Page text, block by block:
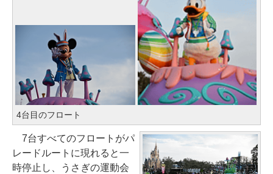
4台目のフロート
7台すべてのフロートがパ
レードルートに現れると一
時停止し、うさぎの運動会